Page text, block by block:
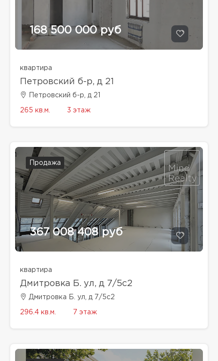
168 500 000 руб
квартира
Петровский б-р, д 21
Петровский б-р, д 21
265 кв.м. 3 этаж
Продажа
367 008 408 руб
квартира
Дмитровка Б. ул, д 7/5с2
Дмитровка Б. ул, д 7/5с2
296.4 кв.м. 7 этаж